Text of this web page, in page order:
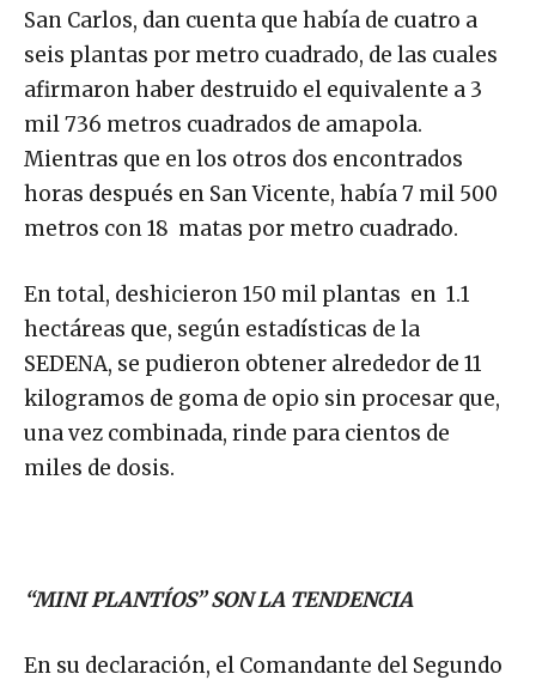
San Carlos, dan cuenta que había de cuatro a
seis plantas por metro cuadrado, de las cuales
afirmaron haber destruido el equivalente a 3
mil 736 metros cuadrados de amapola.
Mientras que en los otros dos encontrados
horas después en San Vicente, había 7 mil 500
metros con 18 matas por metro cuadrado.
En total, deshicieron 150 mil plantas en 1.1
hectáreas que, según estadísticas de la
SEDENA, se pudieron obtener alrededor de 11
kilogramos de goma de opio sin procesar que,
una vez combinada, rinde para cientos de
miles de dosis.
“MINI PLANTÍOS” SON LA TENDENCIA
En su declaración, el Comandante del Segundo